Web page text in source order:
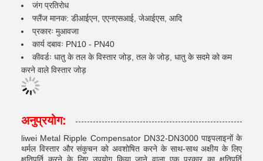
जंग प्रतिरोध
फ्लैंज मानक: डीआईएन, एएनएसआई, जेआईएस, आदि
प्रकारः मुआवजा
कार्य दबावः PN10 - PN40
कीवर्डः धातु के तल के विस्तार जोड़, तल के जोड़, धातु के सदमे को कम
करने वाले विस्तार जोड़
अनुप्रयोग:
liwei Metal Ripple Compensator DN32-DN3000 पाइपलाइनों के
थर्मल विस्तार और संकुचन को अवशोषित करने के साथ-साथ अक्षीय के लिए